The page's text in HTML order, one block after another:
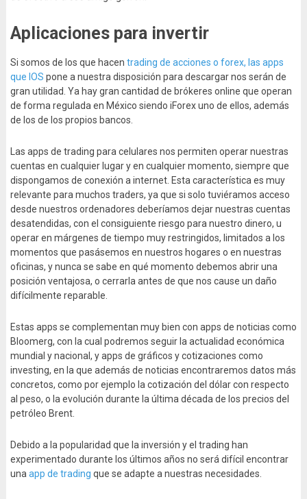
Aplicaciones para invertir
Si somos de los que hacen trading de acciones o forex, las apps
que IOS pone a nuestra disposición para descargar nos serán de
gran utilidad. Ya hay gran cantidad de brókeres online que operan
de forma regulada en México siendo iForex uno de ellos, además
de los de los propios bancos.
Las apps de trading para celulares nos permiten operar nuestras
cuentas en cualquier lugar y en cualquier momento, siempre que
dispongamos de conexión a internet. Esta característica es muy
relevante para muchos traders, ya que si solo tuviéramos acceso
desde nuestros ordenadores deberíamos dejar nuestras cuentas
desatendidas, con el consiguiente riesgo para nuestro dinero, u
operar en márgenes de tiempo muy restringidos, limitados a los
momentos que pasásemos en nuestros hogares o en nuestras
oficinas, y nunca se sabe en qué momento debemos abrir una
posición ventajosa, o cerrarla antes de que nos cause un daño
difícilmente reparable.
Estas apps se complementan muy bien con apps de noticias como
Bloomerg, con la cual podremos seguir la actualidad económica
mundial y nacional, y apps de gráficos y cotizaciones como
investing, en la que además de noticias encontraremos datos más
concretos, como por ejemplo la cotización del dólar con respecto
al peso, o la evolución durante la última década de los precios del
petróleo Brent.
Debido a la popularidad que la inversión y el trading han
experimentado durante los últimos años no será difícil encontrar
una app de trading que se adapte a nuestras necesidades.